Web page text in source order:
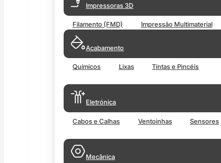
Impressoras 3D
Filamento (FMD) Impressão Multimaterial
Acabamento
Químicos Lixas Tintas e Pincéis
Eletrónica
Cabos e Calhas Ventoinhas Sensores
Mecânica